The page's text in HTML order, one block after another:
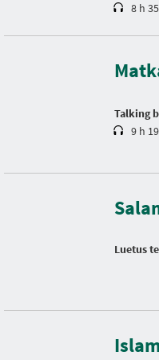
8 h
Talking
D
r
t
i
n
9 h
Luetus
r
t
i